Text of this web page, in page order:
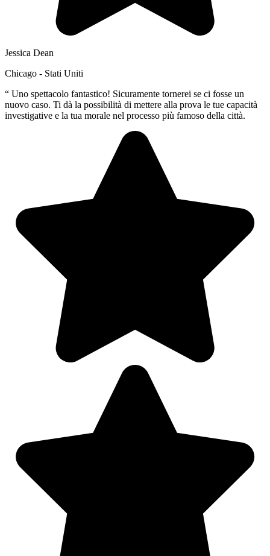
Jessica Dean
Chicago - Stati Uniti
“ Uno spettacolo fantastico! Sicuramente tornerei se ci fosse un
nuovo caso. Ti dà la possibilità di mettere alla prova le tue capacità
investigative e la tua morale nel processo più famoso della città.